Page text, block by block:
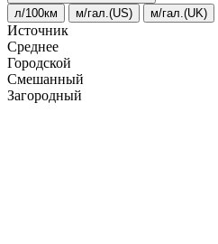
л/100км м/гал.(US) м/гал.(UK)
Источник
Среднее
Городской
Смешанный
Загородный